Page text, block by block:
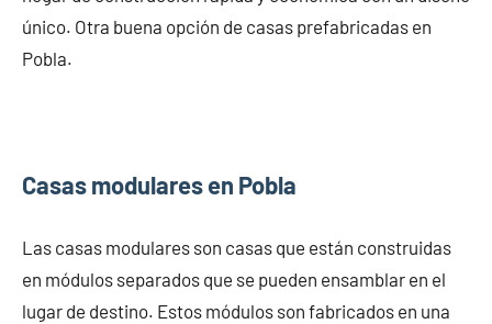
único. Otra buena opción de casas prefabricadas en
Pobla.
Casas modulares en Pobla
Las casas modulares son casas que están construidas
en módulos separados que se pueden ensamblar en el
lugar de destino. Estos módulos son fabricados en una